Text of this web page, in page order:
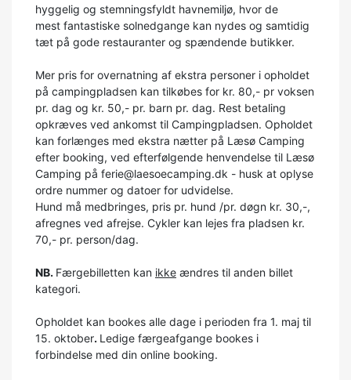
hyggelig og stemningsfyldt havnemiljø, hvor de
mest fantastiske solnedgange kan nydes og samtidig
tæt på gode restauranter og spændende butikker.
Mer pris for overnatning af ekstra personer i opholdet
på campingpladsen kan tilkøbes for kr. 80,- pr voksen
pr. dag og kr. 50,- pr. barn pr. dag. Rest betaling
opkræves ved ankomst til Campingpladsen. Opholdet
kan forlænges med ekstra nætter på Læsø Camping
efter booking, ved efterfølgende henvendelse til Læsø
Camping på ferie@laesoecamping.dk - husk at oplyse
ordre nummer og datoer for udvidelse.
Hund må medbringes, pris pr. hund /pr. døgn kr. 30,-,
afregnes ved afrejse. Cykler kan lejes fra pladsen kr.
70,- pr. person/dag.
NB. Færgebilletten kan ikke ændres til anden billet
kategori.
Opholdet kan bookes alle dage i perioden fra 1. maj til
15. oktober. Ledige færgeafgange bookes i
forbindelse med din online booking.